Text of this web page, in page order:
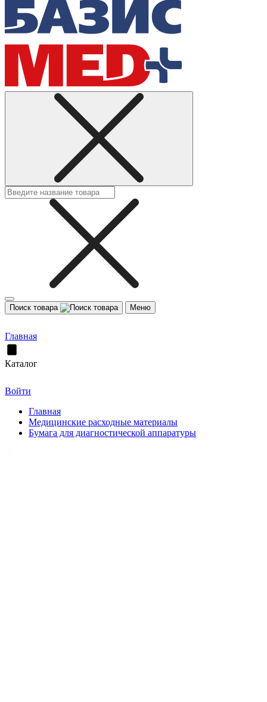
Поиск товара Меню
Главная
Каталог
Войти
Главная
Медицинские расходные материалы
Бумага для диагностической аппаратуры